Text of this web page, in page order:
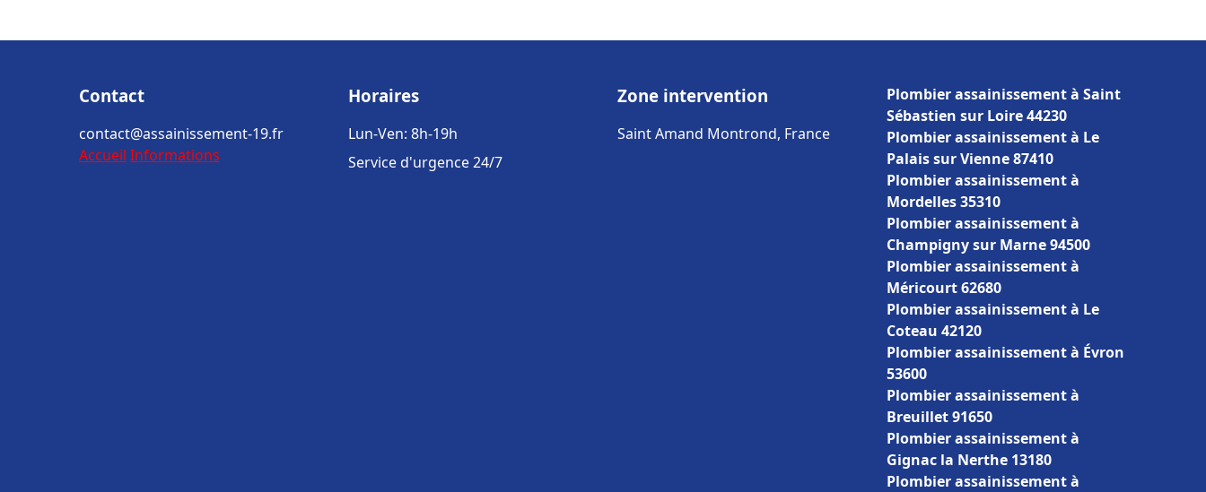
Contact
contact@assainissement-19.fr
Accueil Informations
Horaires
Lun-Ven: 8h-19h
Service d'urgence 24/7
Zone intervention
Saint Amand Montrond, France
Plombier assainissement à Saint
Sébastien sur Loire 44230
Plombier assainissement à Le
Palais sur Vienne 87410
Plombier assainissement à
Mordelles 35310
Plombier assainissement à
Champigny sur Marne 94500
Plombier assainissement à
Méricourt 62680
Plombier assainissement à Le
Coteau 42120
Plombier assainissement à Évron
53600
Plombier assainissement à
Breuillet 91650
Plombier assainissement à
Gignac la Nerthe 13180
Plombier assainissement à